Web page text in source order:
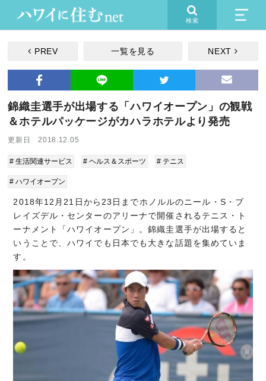
検索
PREV 一覧を見る NEXT
錦織圭選手が出場する「ハワイオープン」の観戦
＆ホテルパッケージがカハラホテルより発売
更新日 2018.12.05
# 生活関連サービス # ヘルス＆スポーツ # テニス
# ハワイオープン
2018年12月21日から23日までホノルルのニール・S・ブ
レイズデル・センターのアリーナで開催されるテニス・ト
ーナメント「ハワイオープン」。錦織圭選手が出場すると
いうことで、ハワイでも日本でも大きな話題を集めていま
す。